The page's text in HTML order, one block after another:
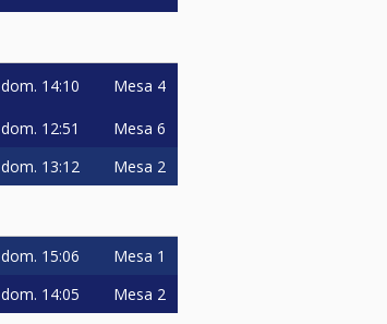
dom. 14:10 Mesa 4
dom. 12:51 Mesa 6
dom. 13:12 Mesa 2
dom. 15:06 Mesa 1
dom. 14:05 Mesa 2